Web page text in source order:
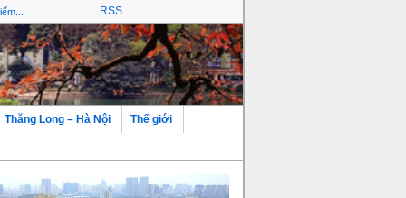
RSS
Thăng Long – Hà Nội Thế giới